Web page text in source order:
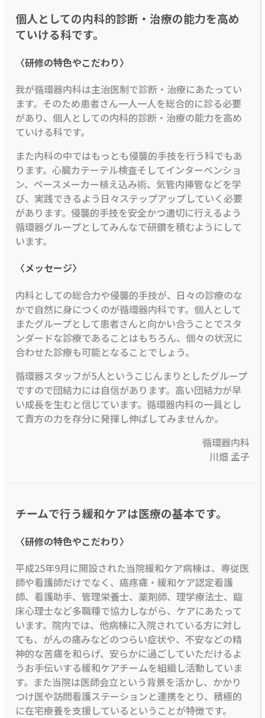
個人としての内科的診断・治療の能力を高め
ていける科です。
〈研修の特色やこだわり〉
我が循環器内科は主治医制で診断・治療にあたってい
ます。そのため患者さん一人一人を総合的に診る必要
があり、個人としての内科的診断・治療の能力を高め
ていける科です。
また内科の中ではもっとも侵襲的手技を行う科でもあ
ります。心臓カテーテル検査そしてインターベンショ
ン、ペースメーカー植え込み術、気管内挿管などを学
び、実践できるよう日々ステップアップしていく必要
があります。侵襲的手技を安全かつ適切に行えるよう
循環器グループとしてみんなで研鑽を積むようにして
います。
〈メッセージ〉
内科としての総合力や侵襲的手技が、日々の診療のな
かで自然に身につくのが循環器内科です。個人として
またグループとして患者さんと向かい合うことでスタ
ンダードな診療であることはもちろん、個々の状況に
合わせた診療も可能となることでしょう。
循環器スタッフが5人というこじんまりとしたグループ
ですので団結力には自信があります。高い団結力が早
い成長を生むと信じています。循環器内科の一員とし
て貴方の力を存分に発揮し伸ばしてみませんか。
循環器内科
川畑 孟子
チームで行う緩和ケアは医療の基本です。
〈研修の特色やこだわり〉
平成25年9月に開設された当院緩和ケア病棟は、専従医
師や看護師だけでなく、癌疼痛・緩和ケア認定看護
師、看護助手、管理栄養士、薬剤師、理学療法士、臨
床心理士など多職種で協力しながら、ケアにあたって
います。院内では、他病棟に入院されている方に対し
ても、がんの痛みなどのつらい症状や、不安などの精
神的な苦痛を和らげ、安らかに過ごしていただけるよ
うお手伝いする緩和ケアチームを組織し活動していま
す。また当院は医師会立という背景を活かし、かかり
つけ医や訪問看護ステーションと連携をとり、積極的
に在宅療養を支援しているということが特徴です。